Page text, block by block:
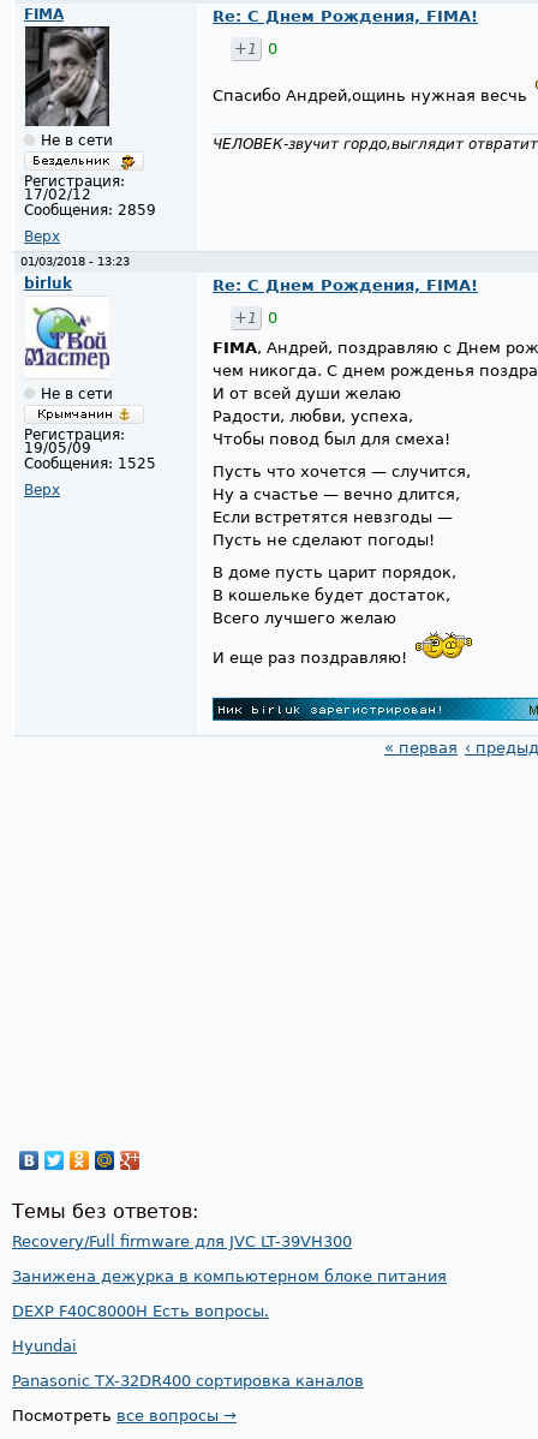
FIMA
Не в сети
Регистрация:
17/02/12
Сообщения: 2859
Верх
Re: С Днем Рождения, FIMA!
+1
0
Спасибо Андрей,ощинь нужная весчь
ЧЕЛОВЕК-звучит гордо,выглядит
01/03/2018 - 13:23
birluk
Не в сети
Регистрация:
19/05/09
Сообщения: 1525
Верх
Re: С Днем Рождения, FIMA!
+1
0
FIMA, Андрей, поздравляю с Днем
чем никогда. С днем рожденья
И от всей души желаю
Радости, любви, успеха,
Чтобы повод был для смеха!
Пусть что хочется — случится,
Ну а счастье — вечно длится,
Если встретятся невзгоды —
Пусть не сделают погоды!
В доме пусть царит порядок,
В кошельке будет достаток,
Всего лучшего желаю
И еще раз поздравляю!
« первая ‹
Темы без ответов:
Recovery/Full firmware для JVC LT-39VH300
Занижена дежурка в компьютерном блоке питания
DEXP F40C8000H Есть вопросы.
Hyundai
Panasonic TX-32DR400 сортировка каналов
Посмотреть все вопросы →